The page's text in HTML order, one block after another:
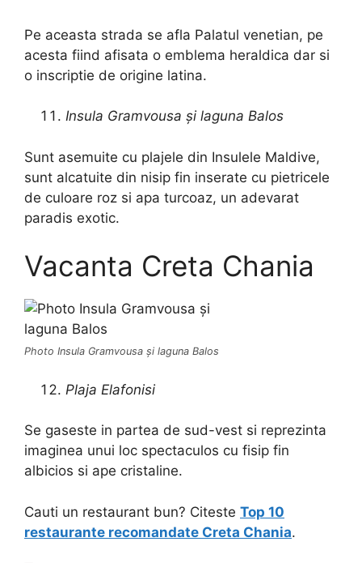
Pe aceasta strada se afla Palatul venetian, pe
acesta fiind afisata o emblema heraldica dar si
o inscriptie de origine latina.
Insula Gramvousa şi laguna Balos
Sunt asemuite cu plajele din Insulele Maldive,
sunt alcatuite din nisip fin inserate cu pietricele
de culoare roz si apa turcoaz, un adevarat
paradis exotic.
Vacanta Creta Chania
Photo Insula Gramvousa şi laguna Balos
Plaja Elafonisi
Se gaseste in partea de sud-vest si reprezinta
imaginea unui loc spectaculos cu fisip fin
albicios si ape cristaline.
Cauti un restaurant bun? Citeste Top 10
restaurante recomandate Creta Chania.